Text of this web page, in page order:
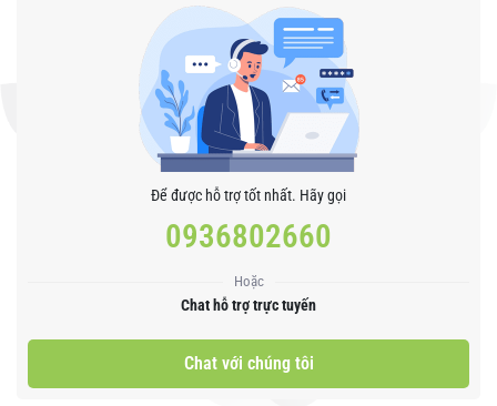
Để được hỗ trợ tốt nhất. Hãy gọi
0936802660
Hoặc
Chat hỗ trợ trực tuyến
Chat với chúng tôi